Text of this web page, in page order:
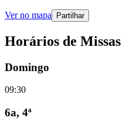
Ver no mapa Partilhar
Horários de Missas
Domingo
09:30
6a, 4ª